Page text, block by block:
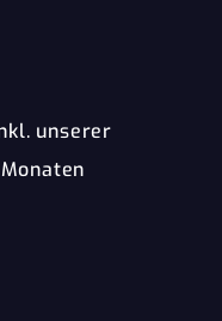
unserer